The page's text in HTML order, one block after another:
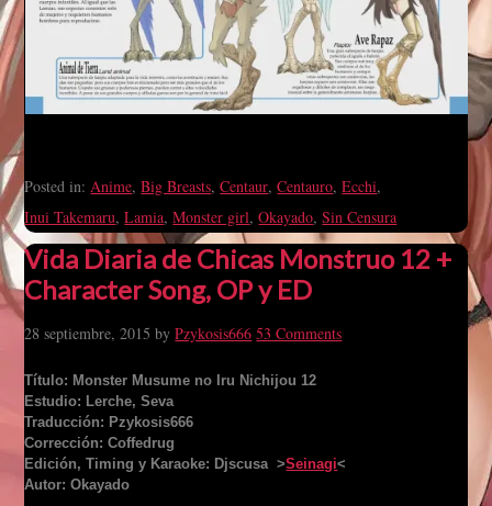
Posted in:Anime,Big Breasts,Centaur,Centauro,Ecchi,
Inui Takemaru,Lamia,Monster girl,Okayado,Sin Censura
Vida Diaria de Chicas Monstruo 12 +
Character Song, OP y ED
28 septiembre, 2015 byPzykosis666 53 Comments
Título: Monster Musume no Iru Nichijou 12
Estudio: Lerche, Seva
Traducción: Pzykosis666
Corrección: Coffedrug
Edición, Timing y Karaoke: Djscusa >Seinagi<
Autor: Okayado